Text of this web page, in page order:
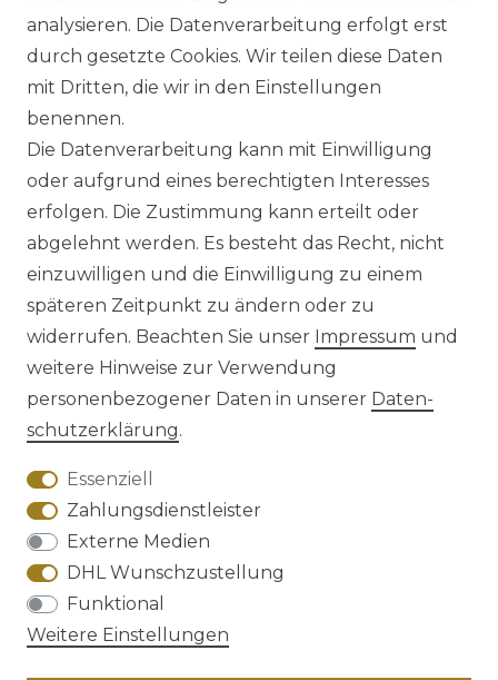
UVP 59,99 €
ab 58,99 € *
Impressum Daten­schutz­erklärung
AGB Barrierefreiheitserklärung
Widerrufs­recht
analysieren. Die Datenverarbeitung erfolgt erst
durch gesetzte Cookies. Wir teilen diese Daten
mit Dritten, die wir in den Einstellungen
benennen.
Die Datenverarbeitung kann mit Einwilligung
oder aufgrund eines berechtigten Interesses
erfolgen. Die Zustimmung kann erteilt oder
abgelehnt werden. Es besteht das Recht, nicht
einzuwilligen und die Einwilligung zu einem
späteren Zeitpunkt zu ändern oder zu
widerrufen. Beachten Sie unser Impressum und
weitere Hinweise zur Verwendung
personenbezogener Daten in unserer Daten­
schutz­erklärung.
Essenziell
Zahlungsdienstleister
Externe Medien
DHL Wunschzustellung
Funktional
Weitere Einstellungen